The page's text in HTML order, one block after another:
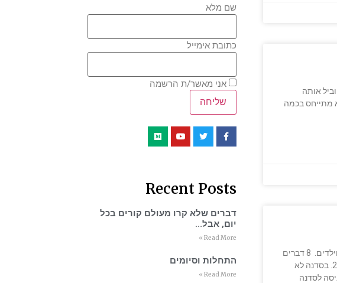
אלקטריק והוביל אותה
מרתק שהתפרסם לפני מספר חודשים ב"ניו-יורקר" (למרות שוולש נפטר במרץ 2020)הוא מתייחס בכמה
שלום, אני שמח לעדכן שבעוד שלושה שבועות בדיוק (ביום שישי ה- 19/7/19), אנחה סדנת תקשורת מקרבת להורים וילדים. 8 דברים
מיוחדים מאפיינים את הסדנה הזו: 1. הסדנה פותחה במשותף ע"י בני רועי (בן 11) ועל-ידי ואנו גם ננחה אותה ביחד. 2. בסדנה לא
שם מלא
כתובת אימייל
אני מאשר/ת הרשמה
Recent Posts
דברים שלא קרו מעולם קורים בכל
יום, אבל…
Read More »
התחלות וסיומים
Read More »